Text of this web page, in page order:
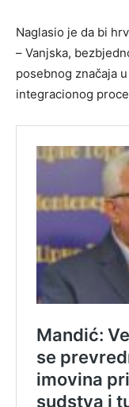
Naglasio je da bi
– Vanjska,
posebnog značaja
integracionog